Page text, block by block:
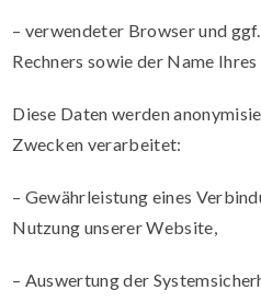
– verwendeter Browser und
Rechners sowie der Name
Diese Daten werden
Zwecken verarbeitet:
– Gewährleistung eines
Nutzung unserer Website,
– Auswertung der